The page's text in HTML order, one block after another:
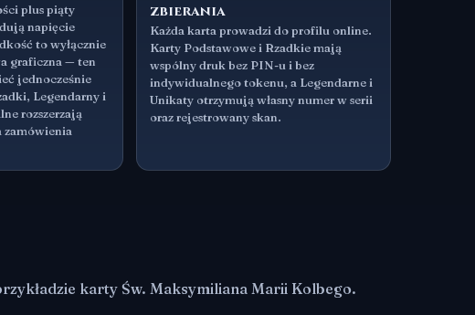
plus piąty
napięcie
to wyłącznie
graficzna — ten
jednocześnie
Legendarny i
rozszerzają
zbierania
Każda karta prowadzi do profilu online.
Karty Podstawowe i Rzadkie mają
wspólny druk bez PIN-u i bez
indywidualnego tokenu, a Legendarne i
Unikaty otrzymują własny numer w serii
oraz rejestrowany skan.
karty Św. Maksymiliana Marii Kolbego.